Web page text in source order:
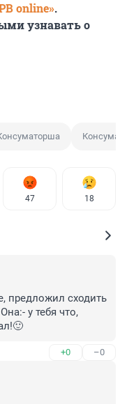
online».
узнавать о
47 18
предложил сходить
у тебя что,
+0 –0